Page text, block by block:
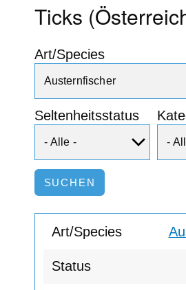
Ticks
Art/Species
Seltenheitsstatus